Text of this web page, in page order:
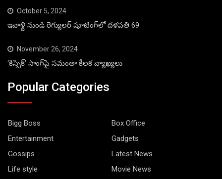
October 5, 2024
ఇవాళ్టి నుండి రెగ్యులర్ షూటింగ్‌లో దళపతి 69
November 26, 2024
‘కిస్సిక్’ సాంగ్‌పై సమంతా కీలక వ్యాఖ్యలు
Popular Categories
Bigg Boss
Box Office
Entertainment
Gadgets
Gossips
Latest News
Life style
Movie News